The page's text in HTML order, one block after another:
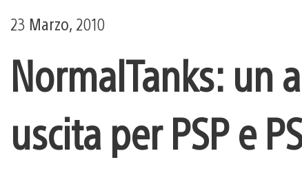
23 Marzo, 2010
NormalTanks: un
uscita per PSP e